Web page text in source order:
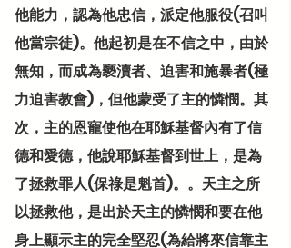
他能力，認為他忠信，派定他服役(召叫
他當宗徒)。他起初是在不信之中，由於
無知，而成為褻瀆者、迫害和施暴者(極
力迫害教會)，但他蒙受了主的憐憫。其
次，主的恩寵使他在耶穌基督內有了信
德和愛德，他說耶穌基督到世上，是為
了拯救罪人(保祿是魁首)。。天主之所
以拯救他，是出於天主的憐憫和要在他
身上顯示主的完全堅忍(為給將來信靠主